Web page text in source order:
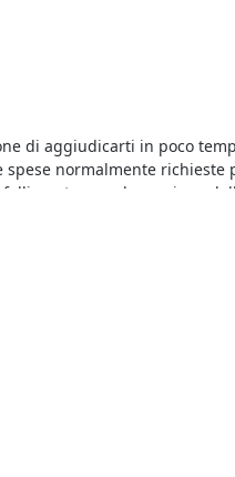
di aggiudicarti in poco
spese normalmente
- ad eccezione